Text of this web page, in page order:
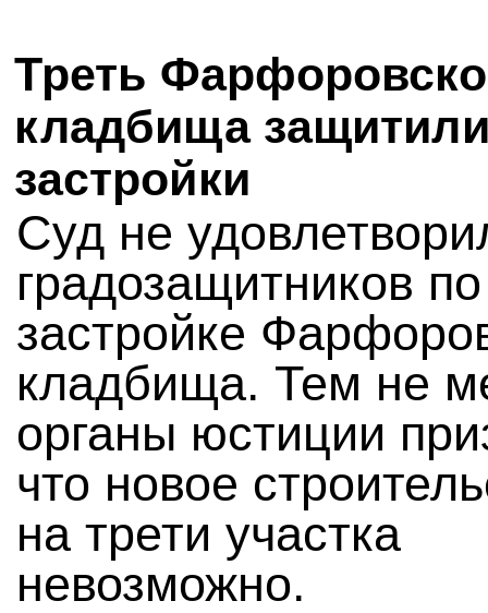
Треть
кладбища
застройки
Суд не
градозащитников по
застройке
кладбища. Тем не
органы юстиции
что новое
на трети участка
невозможно.